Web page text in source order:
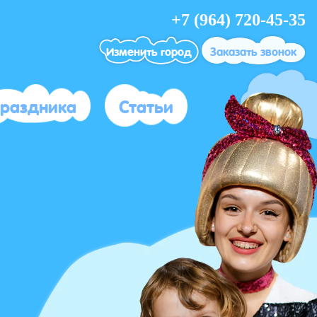
+7 (964) 720-45-35
Изменить город Заказать звонок
Статьи